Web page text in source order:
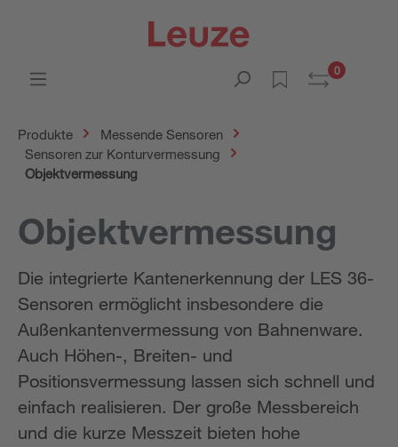
0
Produkte
Messende Sensoren
Sensoren zur Konturvermessung
Objektvermessung
Objektvermessung
Die integrierte Kantenerkennung der LES 36-
Sensoren ermöglicht insbesondere die
Außenkantenvermessung von Bahnenware.
Auch Höhen-, Breiten- und
Positionsvermessung lassen sich schnell und
einfach realisieren. Der große Messbereich
und die kurze Messzeit bieten hohe